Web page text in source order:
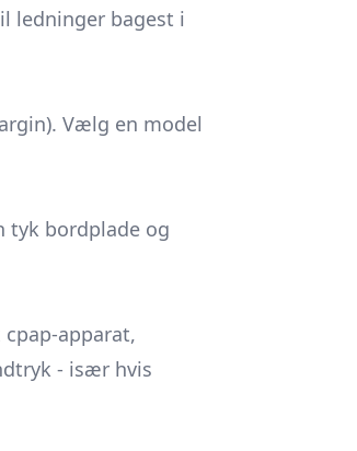
ledninger bagest i
Vælg en model
tyk bordplade og
apparat,
- især hvis